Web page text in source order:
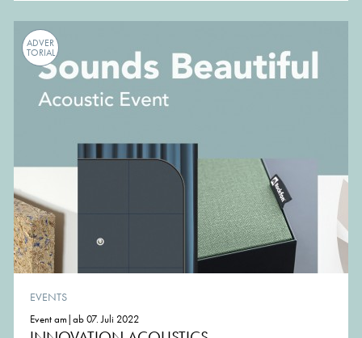
ADVER
TORIAL
EVENTS
Event am|ab 07. Juli 2022